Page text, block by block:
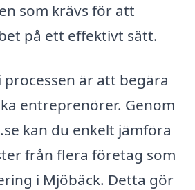
som krävs för att
på ett effektivt sätt.
är att begära
entreprenörer. Genom
kan du enkelt jämföra
från flera företag som
i Mjöbäck. Detta gör